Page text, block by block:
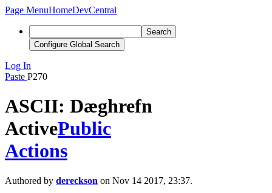
Page MenuHomeDevCentral
Search
Configure Global Search
Log In
Paste P270
ASCII: Dæghrefn
ActivePublic
Actions
Authored by dereckson on Nov 14 2017, 23:37.